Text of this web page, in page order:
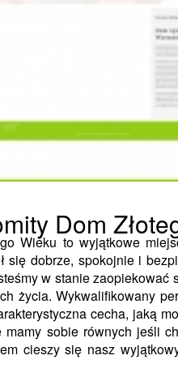
Dom
Wieku to wyjątkowe
się dobrze, spokojnie i
w stanie
życia. Wykwalifikowany
cecha, jaką
sobie równych jeśli
cieszy się nasz